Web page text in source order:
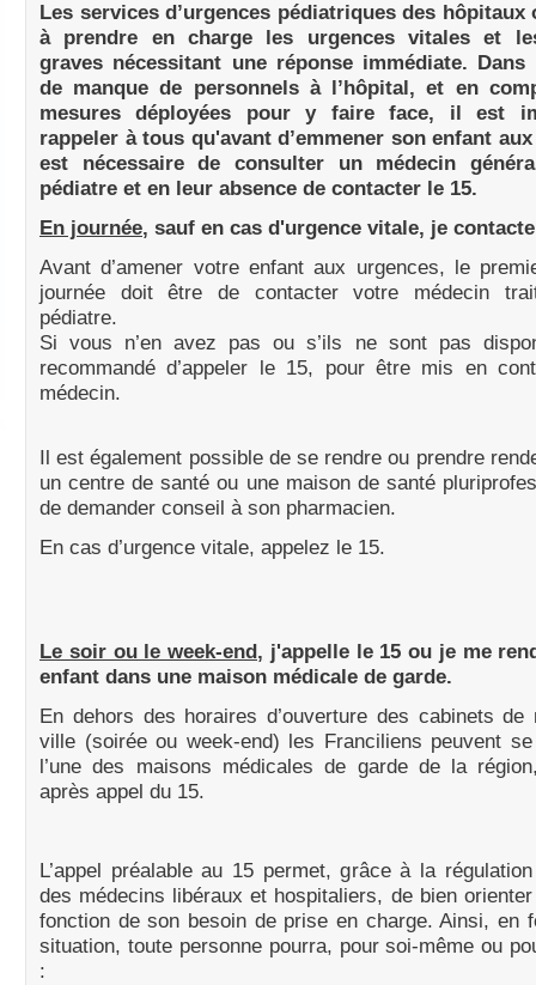
Les services d’urgences pédiatriques des hôpitaux
à prendre en charge les urgences vitales et
graves nécessitant une réponse immédiate. Dans
de manque de personnels à l’hôpital, et en
mesures déployées pour y faire face, il est
rappeler à tous qu'avant d’emmener son enfant
est nécessaire de consulter un médecin
pédiatre et en leur absence de contacter le 15.
En journée, sauf en cas d'urgence vitale, je
Avant d’amener votre enfant aux urgences, le
journée doit être de contacter votre médecin
pédiatre.
Si vous n’en avez pas ou s’ils ne sont pas
recommandé d’appeler le 15, pour être mis en
médecin.
Il est également possible de se rendre ou prendre
un centre de santé ou une maison de santé
de demander conseil à son pharmacien.
En cas d’urgence vitale, appelez le 15.
Le soir ou le week-end, j'appelle le 15 ou je me
enfant dans une maison médicale de garde.
En dehors des horaires d’ouverture des cabinets de
ville (soirée ou week-end) les Franciliens peuvent
l’une des maisons médicales de garde de la
après appel du 15.
L’appel préalable au 15 permet, grâce à la
des médecins libéraux et hospitaliers, de bien
fonction de son besoin de prise en charge. Ainsi, en
situation, toute personne pourra, pour soi-même ou
: